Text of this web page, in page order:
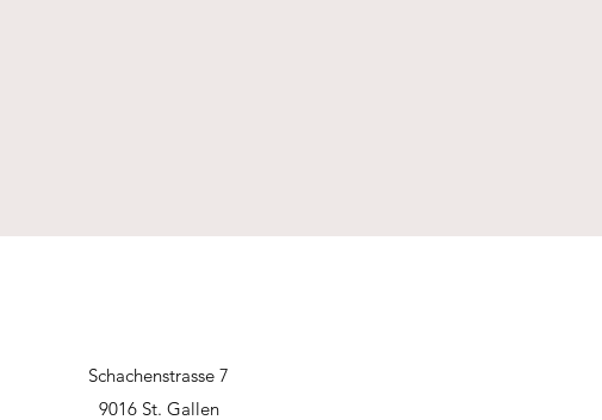
Schachenstrasse 7
9016 St. Gallen